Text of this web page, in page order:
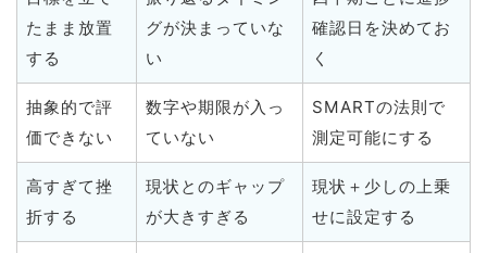
たまま放置
する
グが決まっていな
い
確認日を決めてお
く
抽象的で評
価できない
数字や期限が入っ
ていない
SMARTの法則で
測定可能にする
高すぎて挫
折する
現状とのギャップ
が大きすぎる
現状＋少しの上乗
せに設定する